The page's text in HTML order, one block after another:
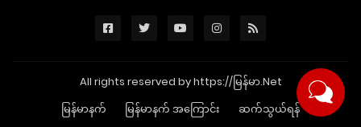
All rights reserved by https://မြန်မာ.Net
မြန်မာနက်
မြန်မာနက် အကြောင်း ဆက်သွယ်ရန်